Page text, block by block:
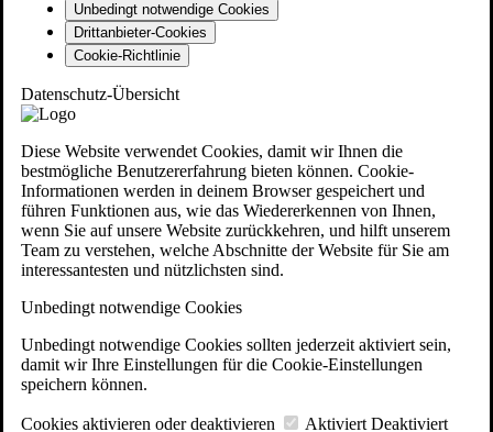
Unbedingt notwendige Cookies
Drittanbieter-Cookies
Cookie-Richtlinie
Datenschutz-Übersicht
Diese Website verwendet Cookies, damit wir Ihnen die
bestmögliche Benutzererfahrung bieten können. Cookie-
Informationen werden in deinem Browser gespeichert und
führen Funktionen aus, wie das Wiedererkennen von Ihnen,
wenn Sie auf unsere Website zurückkehren, und hilft unserem
Team zu verstehen, welche Abschnitte der Website für Sie am
interessantesten und nützlichsten sind.
Unbedingt notwendige Cookies
Unbedingt notwendige Cookies sollten jederzeit aktiviert sein,
damit wir Ihre Einstellungen für die Cookie-Einstellungen
speichern können.
Cookies aktivieren oder deaktivieren Aktiviert Deaktiviert